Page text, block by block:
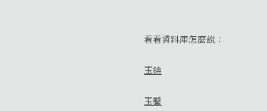
看看資料庫怎麼說：
玉錛
玉鑿